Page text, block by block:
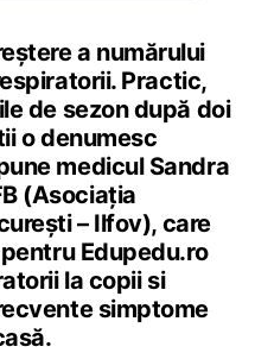
a numărului
Practic,
de sezon după doi
o denumesc
medicul Sandra
(Asociația
– Ilfov), care
Edupedu.ro
la copii si
simptome